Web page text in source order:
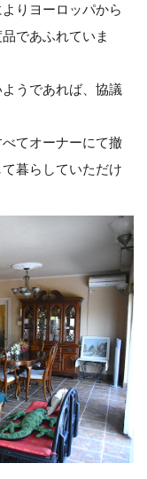
りヨーロッパから
であふれていま
うであれば、協議
てオーナーにて撤
暮らしていただけ